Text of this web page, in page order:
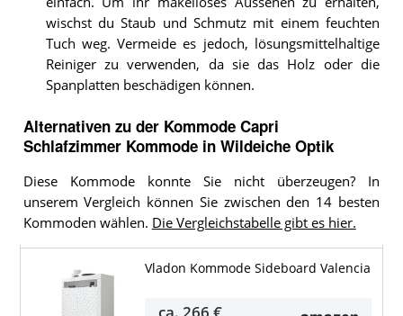
wischst du Staub und Schmutz mit einem feuchten
Tuch weg. Vermeide es jedoch, lösungsmittelhaltige
Reiniger zu verwenden, da sie das Holz oder die
Spanplatten beschädigen können.
Alternativen zu der Kommode Capri
Schlafzimmer Kommode in Wildeiche Optik
Diese Kommode konnte Sie nicht überzeugen? In
unserem Vergleich können Sie zwischen den 14 besten
Kommoden wählen. Die Vergleichstabelle gibt es hier.
Vladon Kommode Sideboard Valencia
ca. 266 €